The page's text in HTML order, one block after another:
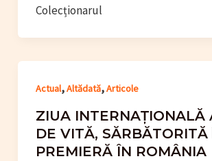
Colecționarul
Actual,Altădată,Articole
ZIUA INTERNAȚIONALĂ
DE VITĂ, SĂRBĂTORITĂ
PREMIERĂ ÎN ROMÂNIA